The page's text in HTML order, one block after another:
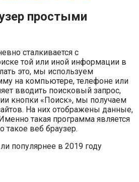
простыми
сталкивается с
той или иной информации в
это, мы используем
на компьютере, телефоне или
вводить поисковый запрос,
кнопки «Поиск», мы получаем
На них отображены данные,
такая программа является
такое веб браузер.